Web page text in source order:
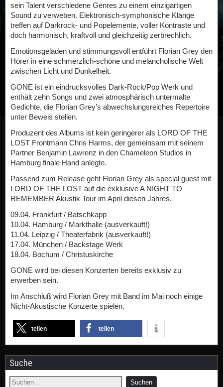
sein Talent verschiedene Genres zu einem einzigartigen
Sound zu verweben. Elektronisch-symphonische Klänge
treffen auf Darkrock- und Popelemente, voller Kontraste und
doch harmonisch, kraftvoll und gleichzeitig zerbrechlich.
Emotionsgeladen und stimmungsvoll entführt Florian Grey den
Hörer in eine schmerzlich-schöne und melancholische Welt
zwischen Licht und Dunkelheit.
GONE ist ein eindrucksvolles Dark-Rock/Pop Werk und
enthält zehn Songs und zwei atmosphärisch untermalte
Gedichte, die Florian Grey’s abwechslungsreiches Repertoire
unter Beweis stellen.
Produzent des Albums ist kein geringerer als LORD OF THE
LOST Frontmann Chris Harms, der gemeinsam mit seinem
Partner Benjamin Lawrenz in den Chameleon Studios in
Hamburg finale Hand anlegte.
Passend zum Release geht Florian Grey als special guest mit
LORD OF THE LOST auf die exklusive A NIGHT TO
REMEMBER Akustik Tour im April diesen Jahres.
09.04. Frankfurt / Batschkapp
10.04. Hamburg / Markthalle (ausverkauft!)
11.04. Leipzig / Theaterfabrik (ausverkauft!)
17.04. München / Backstage Werk
18.04. Bochum / Christuskirche
GONE wird bei diesen Konzerten bereits exklusiv zu
erwerben sein.
Im Anschluß wird Florian Grey mit Band im Mai noch einige
Nicht-Akustische Konzerte spielen.
teilen teilen
Suche